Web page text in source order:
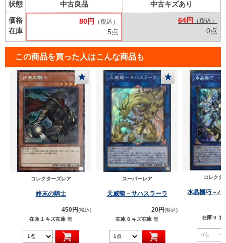
状態
価格
在庫
中古良品
80円 （税込）
5点
中古キズあり
64円
（税込）
0点
この商品を買った人はこんな商品も
★
コレクターズレア
終末の騎士
450円(税込)
在庫 1 キズ在庫 無
★
スーパーレア
天威龍－サハスラーラ
20円(税込)
在庫 8 キズ在庫 無
コレクタ
水晶機巧－ハ
在庫 0 キ